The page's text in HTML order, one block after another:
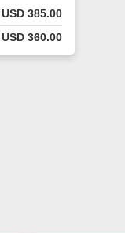
USD 385.00
USD 360.00